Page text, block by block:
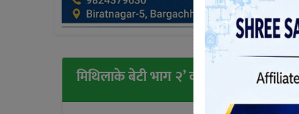
मिथिलाके बेटी भाग २’ को विमोचन हुने तयारी